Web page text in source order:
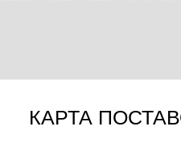
КАРТА